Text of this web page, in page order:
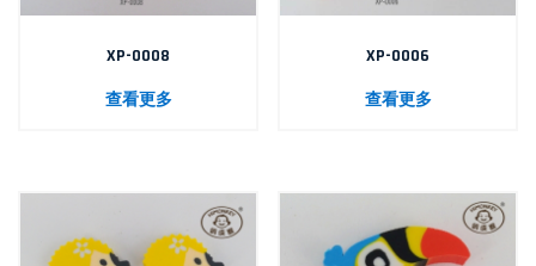
XP-0008
查看更多
XP-0006
查看更多